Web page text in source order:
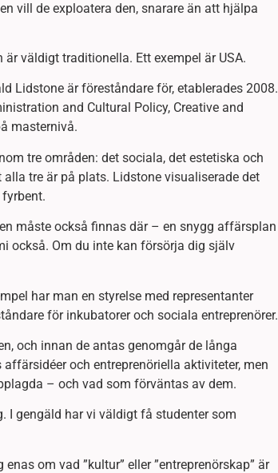
vill de exploatera den, snarare än att hjälpa
väldigt traditionella. Ett exempel är USA.
Lidstone är föreståndare för, etablerades 2008.
and Cultural Policy, Creative and
masternivå.
tre områden: det sociala, det estetiska och
tre är på plats. Lidstone visualiserade det
måste också finnas där – en snygg affärsplan
också. Om du inte kan försörja dig själv
har man en styrelse med representanter
för inkubatorer och sociala entreprenörer.
och innan de antas genomgår de långa
och entreprenöriella aktiviteter, men
– och vad som förväntas av dem.
I gengäld har vi väldigt få studenter som
om vad ”kultur” eller ”entreprenörskap” är